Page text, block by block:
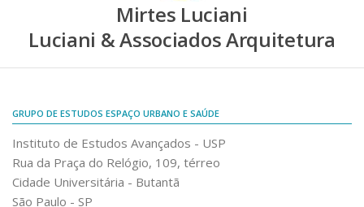
Mirtes Luciani
Luciani & Associados Arquitetura
GRUPO DE ESTUDOS ESPAÇO URBANO E SAÚDE
Instituto de Estudos Avançados - USP
Rua da Praça do Relógio, 109, térreo
Cidade Universitária - Butantã
São Paulo - SP